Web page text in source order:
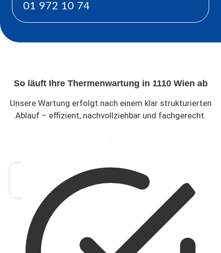
01 972 10 74
So läuft Ihre Thermenwartung in 1110 Wien ab
Unsere Wartung erfolgt nach einem klar strukturierten
Ablauf – effizient, nachvollziehbar und fachgerecht.
.